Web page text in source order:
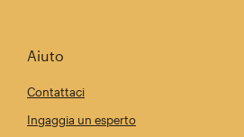
Aiuto
Contattaci
Ingaggia un esperto